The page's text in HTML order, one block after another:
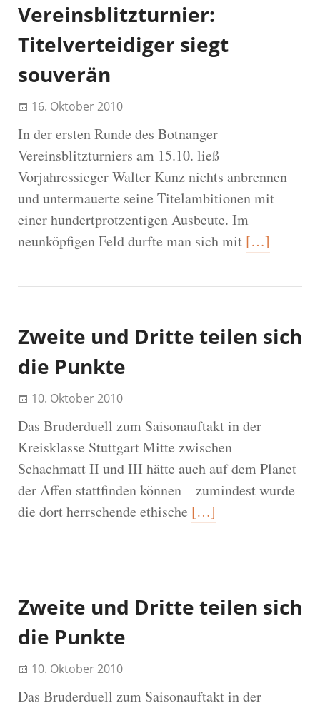
Vereinsblitzturnier:
Titelverteidiger siegt
souverän
16. Oktober 2010
In der ersten Runde des Botnanger
Vereinsblitzturniers am 15.10. ließ
Vorjahressieger Walter Kunz nichts anbrennen
und untermauerte seine Titelambitionen mit
einer hundertprotzentigen Ausbeute. Im
neunköpfigen Feld durfte man sich mit […]
Zweite und Dritte teilen sich
die Punkte
10. Oktober 2010
Das Bruderduell zum Saisonauftakt in der
Kreisklasse Stuttgart Mitte zwischen
Schachmatt II und III hätte auch auf dem Planet
der Affen stattfinden können – zumindest wurde
die dort herrschende ethische […]
Zweite und Dritte teilen sich
die Punkte
10. Oktober 2010
Das Bruderduell zum Saisonauftakt in der